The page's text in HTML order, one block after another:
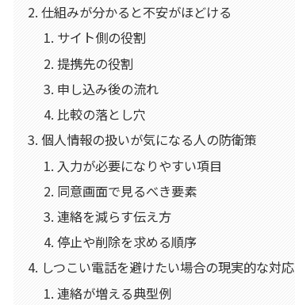
仕組みが分かると不安がほどける
サイト側の役割
提携先の役割
申し込み後の流れ
比較の落とし穴
個人情報の扱いが気になる人の防衛策
入力が必要になりやすい項目
同意画面で見るべき要素
連絡を減らす伝え方
停止や削除を求める順序
しつこい電話を避けたい場合の現実的な対応
連絡が増える典型例